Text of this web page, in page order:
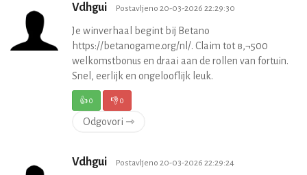
Vdhgui Postavljeno 20-03-2026 22:29:30
Je winverhaal begint bij Betano
https://betanogame.org/nl/. Claim tot в‚¬500
welkomstbonus en draai aan de rollen van fortuin.
Snel, eerlijk en ongelooflijk leuk.
👍0 👎0
Odgovori ⇾
Vdhgui Postavljeno 20-03-2026 22:29:24